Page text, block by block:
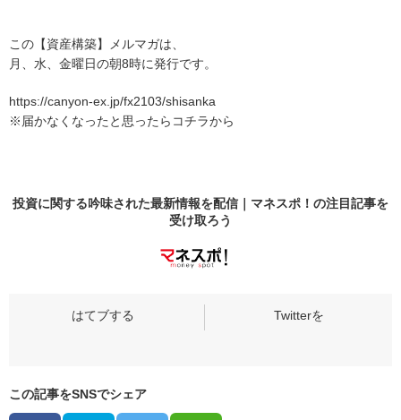
この【資産構築】メルマガは、
月、水、金曜日の朝8時に発行です。
https://canyon-ex.jp/fx2103/shisanka
※届かなくなったと思ったらコチラから
投資に関する吟味された最新情報を配信｜マネスポ！の注目記事を
受け取ろう
この記事をSNSでシェア